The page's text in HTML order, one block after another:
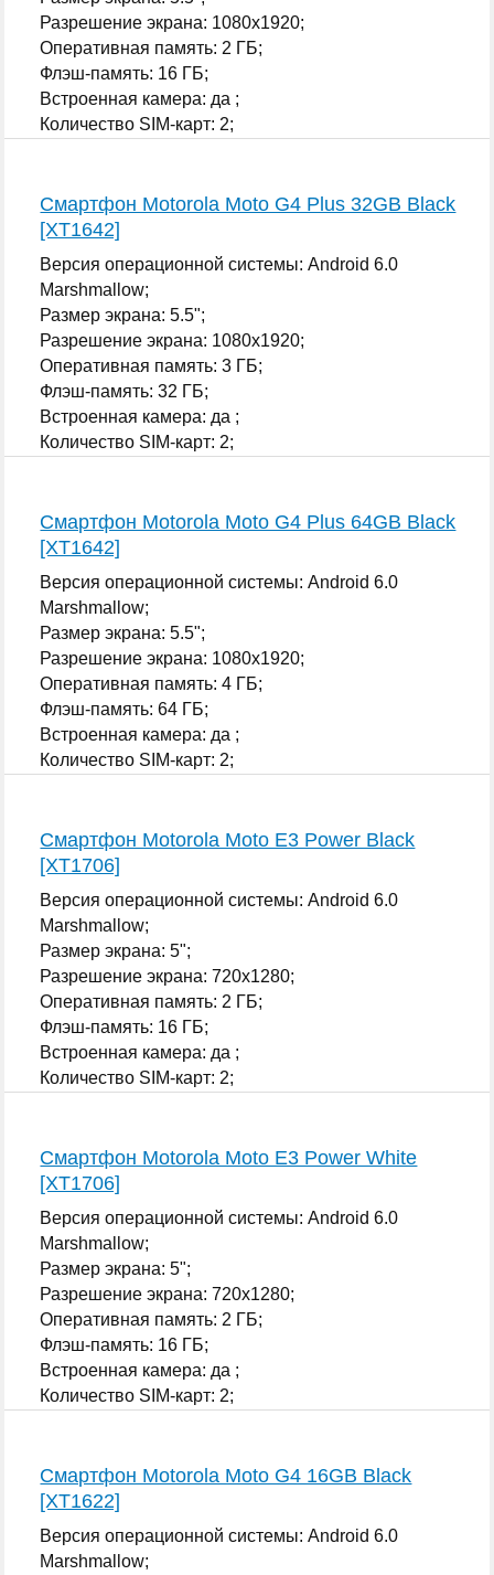
Разрешение экрана: 1080x1920;
Оперативная память: 2 ГБ;
Флэш-память: 16 ГБ;
Встроенная камера: да ;
Количество SIM-карт: 2;
Смартфон Motorola Moto G4 Plus 32GB Black
[XT1642]
Версия операционной системы: Android 6.0
Marshmallow;
Размер экрана: 5.5";
Разрешение экрана: 1080x1920;
Оперативная память: 3 ГБ;
Флэш-память: 32 ГБ;
Встроенная камера: да ;
Количество SIM-карт: 2;
Смартфон Motorola Moto G4 Plus 64GB Black
[XT1642]
Версия операционной системы: Android 6.0
Marshmallow;
Размер экрана: 5.5";
Разрешение экрана: 1080x1920;
Оперативная память: 4 ГБ;
Флэш-память: 64 ГБ;
Встроенная камера: да ;
Количество SIM-карт: 2;
Смартфон Motorola Moto E3 Power Black
[XT1706]
Версия операционной системы: Android 6.0
Marshmallow;
Размер экрана: 5";
Разрешение экрана: 720x1280;
Оперативная память: 2 ГБ;
Флэш-память: 16 ГБ;
Встроенная камера: да ;
Количество SIM-карт: 2;
Смартфон Motorola Moto E3 Power White
[XT1706]
Версия операционной системы: Android 6.0
Marshmallow;
Размер экрана: 5";
Разрешение экрана: 720x1280;
Оперативная память: 2 ГБ;
Флэш-память: 16 ГБ;
Встроенная камера: да ;
Количество SIM-карт: 2;
Смартфон Motorola Moto G4 16GB Black
[XT1622]
Версия операционной системы: Android 6.0
Marshmallow;